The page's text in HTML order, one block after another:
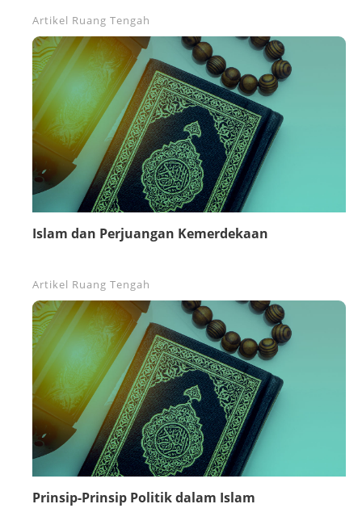
Artikel Ruang Tengah
Islam dan Perjuangan Kemerdekaan
Artikel Ruang Tengah
Prinsip-Prinsip Politik dalam Islam